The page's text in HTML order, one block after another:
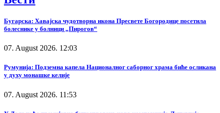
Бугарска: Хавајска чудотворна икона Пресвете Богородице посетила
болеснике у болници „Пирогов“
07. August 2026. 12:03
Румунија: Подземна капела Националног саборног храма биће осликана
у духу монашке келије
07. August 2026. 11:53